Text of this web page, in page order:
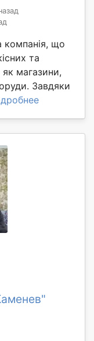
компанія, що
та
як магазини,
Завдяки